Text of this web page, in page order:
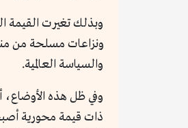
وبذلك تغيرت القيمة
ونزاعات مسلحة من
والسياسة العالمية.
ذات قيمة محورية